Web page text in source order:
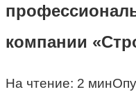
компании
На чтение: 2 мин